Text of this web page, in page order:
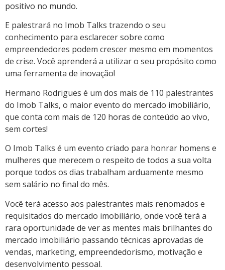
positivo no mundo.
E palestrará no Imob Talks trazendo o seu
conhecimento para esclarecer sobre como
empreendedores podem crescer mesmo em momentos
de crise. Você aprenderá a utilizar o seu propósito como
uma ferramenta de inovação!
Hermano Rodrigues é um dos mais de 110 palestrantes
do Imob Talks, o maior evento do mercado imobiliário,
que conta com mais de 120 horas de conteúdo ao vivo,
sem cortes!
O Imob Talks é um evento criado para honrar homens e
mulheres que merecem o respeito de todos a sua volta
porque todos os dias trabalham arduamente mesmo
sem salário no final do mês.
Você terá acesso aos palestrantes mais renomados e
requisitados do mercado imobiliário, onde você terá a
rara oportunidade de ver as mentes mais brilhantes do
mercado imobiliário passando técnicas aprovadas de
vendas, marketing, empreendedorismo, motivação e
desenvolvimento pessoal.